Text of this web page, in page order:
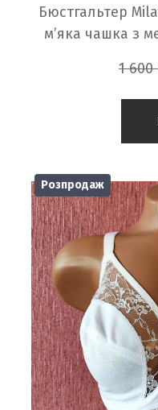
Бюстгальтер
м’яка чашка з
1 600
Розпродаж